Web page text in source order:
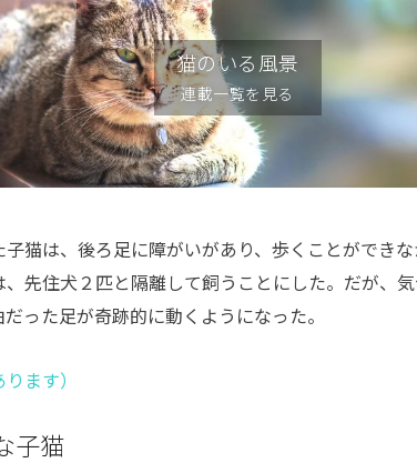
猫のいる風景
連載一覧を見る
猫は、後ろ足に障がいがあり、歩くことができ
先住犬２匹と隔離して飼うことにした。だが、
った足が奇跡的に動くようになった。
ます）
子猫